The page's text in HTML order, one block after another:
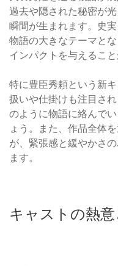
過去や隠された秘密が
瞬間が生まれます。史
物語の大きなテーマと
インパクトを与えること
特に豊臣秀頼という新
扱いや仕掛けも注目さ
のように物語に絡んで
ょう。また、作品全体
が、緊張感と緩やかさ
ます。
キャストの熱